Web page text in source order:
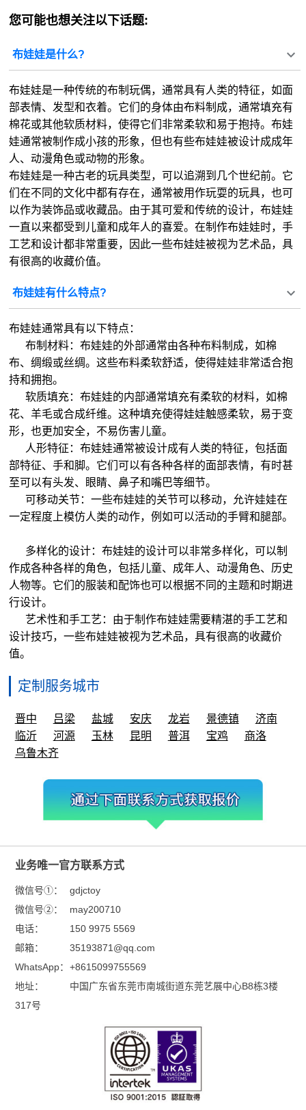
您可能也想关注以下话题:
布娃娃是什么?
布娃娃是一种传统的布制玩偶，通常具有人类的特征，如面
部表情、发型和衣着。它们的身体由布料制成，通常填充有
棉花或其他软质材料，使得它们非常柔软和易于抱持。布娃
娃通常被制作成小孩的形象，但也有些布娃娃被设计成成年
人、动漫角色或动物的形象。
布娃娃是一种古老的玩具类型，可以追溯到几个世纪前。它
们在不同的文化中都有存在，通常被用作玩耍的玩具，也可
以作为装饰品或收藏品。由于其可爱和传统的设计，布娃娃
一直以来都受到儿童和成年人的喜爱。在制作布娃娃时，手
工艺和设计都非常重要，因此一些布娃娃被视为艺术品，具
有很高的收藏价值。
布娃娃有什么特点?
布娃娃通常具有以下特点：
布制材料：布娃娃的外部通常由各种布料制成，如棉
布、绸缎或丝绸。这些布料柔软舒适，使得娃娃非常适合抱
持和拥抱。
软质填充：布娃娃的内部通常填充有柔软的材料，如棉
花、羊毛或合成纤维。这种填充使得娃娃触感柔软，易于变
形，也更加安全，不易伤害儿童。
人形特征：布娃娃通常被设计成有人类的特征，包括面
部特征、手和脚。它们可以有各种各样的面部表情，有时甚
至可以有头发、眼睛、鼻子和嘴巴等细节。
可移动关节：一些布娃娃的关节可以移动，允许娃娃在
一定程度上模仿人类的动作，例如可以活动的手臂和腿部。
多样化的设计：布娃娃的设计可以非常多样化，可以制
作成各种各样的角色，包括儿童、成年人、动漫角色、历史
人物等。它们的服装和配饰也可以根据不同的主题和时期进
行设计。
艺术性和手工艺：由于制作布娃娃需要精湛的手工艺和
设计技巧，一些布娃娃被视为艺术品，具有很高的收藏价
值。
定制服务城市
晋中 吕梁 盐城 安庆 龙岩 景德镇
济南
临沂
河源 玉林 昆明 普洱 宝鸡
商洛
乌鲁木齐
业务唯一官方联系方式
微信号①：
gdjctoy
微信号②：
may200710
电话：
150 9975 5569
邮箱：
35193871@qq.com
WhatsApp： +8615099755569
地址：
中国广东省东莞市南城街道东莞艺展中心B8栋3楼
317号